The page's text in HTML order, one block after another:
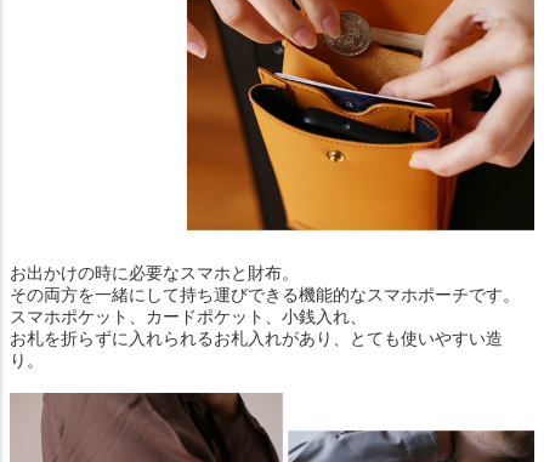
お出かけの時に必要なスマホと財布。
その両方を一緒にして持ち運びできる機能的なスマホポーチです。
スマホポケット、カードポケット、小銭入れ、
お札を折らずに入れられるお札入れがあり、とても使いやすい造
り。